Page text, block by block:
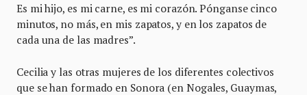
Es mi hijo, es mi carne, es mi corazón. Pónganse cinco
minutos, no más, en mis zapatos, y en los zapatos de
cada una de las madres”.
Cecilia y las otras mujeres de los diferentes colectivos
que se han formado en Sonora (en Nogales, Guaymas,